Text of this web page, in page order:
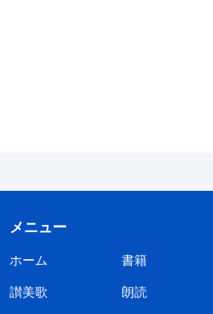
キリストに会う機会は永遠に
リストと共にあり、キリスト
永遠に失ったのです。主イエ
り、疑いに満ちた人の信仰に
メニュー
ホーム 書籍
讃美歌
朗読